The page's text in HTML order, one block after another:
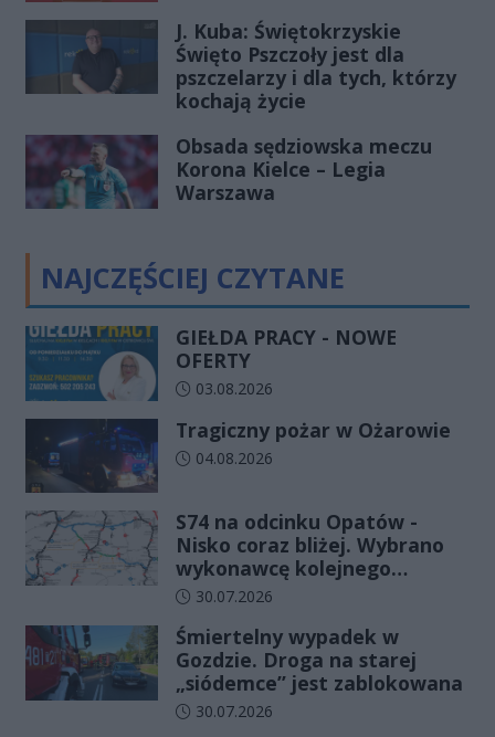
J. Kuba: Świętokrzyskie
Święto Pszczoły jest dla
pszczelarzy i dla tych, którzy
kochają życie
Obsada sędziowska meczu
Korona Kielce – Legia
Warszawa
NAJCZĘŚCIEJ CZYTANE
GIEŁDA PRACY - NOWE
OFERTY
Data dodania artykułu:
03.08.2026
Tragiczny pożar w Ożarowie
Data dodania artykułu:
04.08.2026
S74 na odcinku Opatów -
Nisko coraz bliżej. Wybrano
wykonawcę kolejnego
odcinka
Data dodania artykułu:
30.07.2026
Śmiertelny wypadek w
Gozdzie. Droga na starej
„siódemce” jest zablokowana
Data dodania artykułu:
30.07.2026